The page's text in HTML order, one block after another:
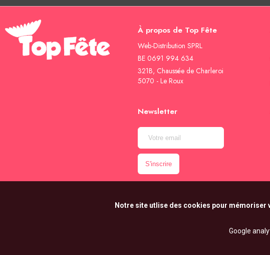
À propos de Top Fête
Web-Distribution SPRL
BE 0691 994 634
321B, Chaussée de Charleroi
5070 - Le Roux
Newsletter
Notre site utlise des cookies pour
Google